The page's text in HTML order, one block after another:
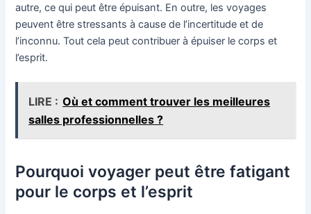
autre, ce qui peut être épuisant. En outre, les voyages
peuvent être stressants à cause de l’incertitude et de
l’inconnu. Tout cela peut contribuer à épuiser le corps et
l’esprit.
LIRE : Où et comment trouver les meilleures
salles professionnelles ?
Pourquoi voyager peut être fatigant
pour le corps et l’esprit